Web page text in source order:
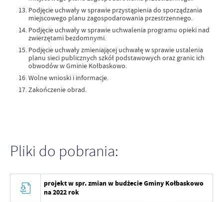
Podjęcie uchwały w sprawie przystąpienia do sporządzania
miejscowego planu zagospodarowania przestrzennego.
Podjęcie uchwały w sprawie uchwalenia programu opieki nad
zwierzętami bezdomnymi.
Podjęcie uchwały zmieniającej uchwałę w sprawie ustalenia
planu sieci publicznych szkół podstawowych oraz granic ich
obwodów w Gminie Kołbaskowo.
Wolne wnioski i informacje.
Zakończenie obrad.
Pliki do pobrania:
projekt w spr. zmian w budżecie Gminy Kołbaskowo
na 2022 rok